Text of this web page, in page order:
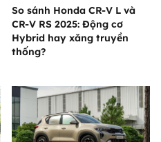
So sánh Honda CR-V L và
CR-V RS 2025: Động cơ
Hybrid hay xăng truyền
thống?